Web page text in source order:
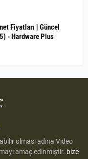
Fiyatları | Güncel
- Hardware Plus
olması adına Video
amaç edinmiştir. bize